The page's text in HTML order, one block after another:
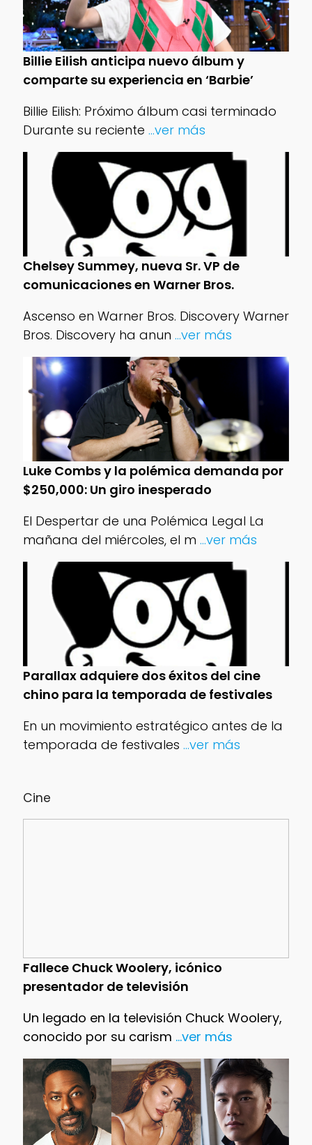
Cine
Fallece Chuck Woolery, icónico
presentador de televisión
Un legado en la televisión Chuck Woolery,
conocido por su carism ...ver más
Billie Eilish anticipa nuevo álbum y
comparte su experiencia en ‘Barbie’
Billie Eilish: Próximo álbum casi terminado
Durante su reciente ...ver más
Chelsey Summey, nueva Sr. VP de
comunicaciones en Warner Bros.
Ascenso en Warner Bros. Discovery Warner
Bros. Discovery ha anun ...ver más
Luke Combs y la polémica demanda por
$250,000: Un giro inesperado
El Despertar de una Polémica Legal La
mañana del miércoles, el m ...ver más
Parallax adquiere dos éxitos del cine
chino para la temporada de festivales
En un movimiento estratégico antes de la
temporada de festivales ...ver más